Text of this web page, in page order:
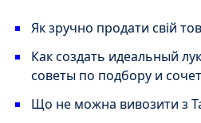
Як зручно продати свій
Как создать идеальный
советы по подбору и
Що не можна вивозити з